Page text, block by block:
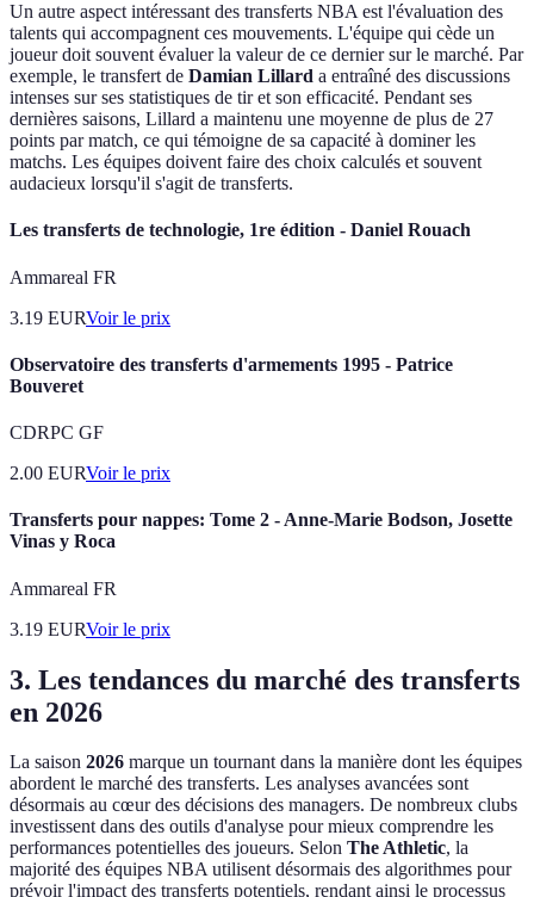
Un autre aspect intéressant des transferts NBA est l'évaluation des
talents qui accompagnent ces mouvements. L'équipe qui cède un
joueur doit souvent évaluer la valeur de ce dernier sur le marché. Par
exemple, le transfert de Damian Lillard a entraîné des discussions
intenses sur ses statistiques de tir et son efficacité. Pendant ses
dernières saisons, Lillard a maintenu une moyenne de plus de 27
points par match, ce qui témoigne de sa capacité à dominer les
matchs. Les équipes doivent faire des choix calculés et souvent
audacieux lorsqu'il s'agit de transferts.
Les transferts de technologie, 1re édition - Daniel Rouach
Ammareal FR
3.19 EURVoir le prix
Observatoire des transferts d'armements 1995 - Patrice
Bouveret
CDRPC GF
2.00 EURVoir le prix
Transferts pour nappes: Tome 2 - Anne-Marie Bodson, Josette
Vinas y Roca
Ammareal FR
3.19 EURVoir le prix
3. Les tendances du marché des transferts
en 2026
La saison 2026 marque un tournant dans la manière dont les équipes
abordent le marché des transferts. Les analyses avancées sont
désormais au cœur des décisions des managers. De nombreux clubs
investissent dans des outils d'analyse pour mieux comprendre les
performances potentielles des joueurs. Selon The Athletic, la
majorité des équipes NBA utilisent désormais des algorithmes pour
prévoir l'impact des transferts potentiels, rendant ainsi le processus